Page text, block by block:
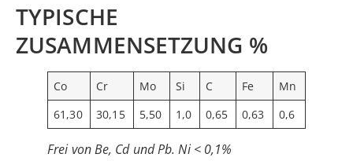
TYPISCHE
ZUSAMMENSETZUNG %
Co Cr Mo Si C Fe
Mn
61,30
30,15 5,50 1,0 0,65 0,63 0,6
Frei von Be, Cd und Pb. Ni < 0,1%